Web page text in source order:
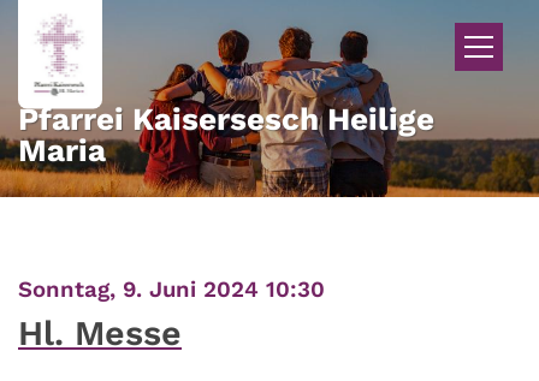
Zum Inhalt springen
Pfarrei Kaisersesch Heilige
Maria
Sonntag, 9. Juni 2024 10:30
Hl. Messe